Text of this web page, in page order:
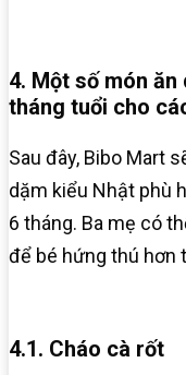
4. Một số món
tháng tuổi cho
Sau đây, Bibo Mart
dặm kiểu Nhật phù
6 tháng. Ba mẹ có
để bé hứng thú hơn
4.1. Cháo cà rốt